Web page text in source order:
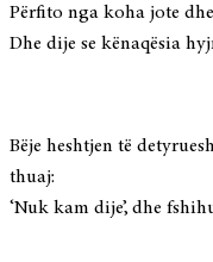
Përfito nga koha jote
Dhe dije se kënaqësia
Bëje heshtjen të
thuaj:
‘Nuk kam dije’, dhe